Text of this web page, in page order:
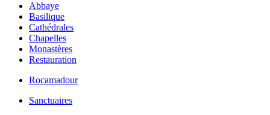
Abbaye
Basilique
Cathédrales
Chapelles
Monastères
Restauration
Rocamadour
Sanctuaires